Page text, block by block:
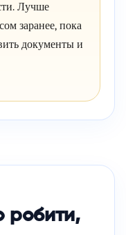
Лучше
заранее, пока
документы и
робити,